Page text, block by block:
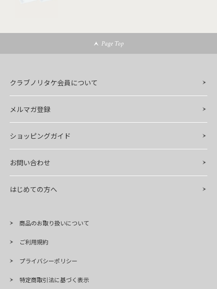
Page Top
クラブノリタケ会員について
メルマガ登録
ショッピングガイド
お問い合わせ
はじめての方へ
商品のお取り扱いについて
ご利用規約
プライバシーポリシー
特定商取引法に基づく表示